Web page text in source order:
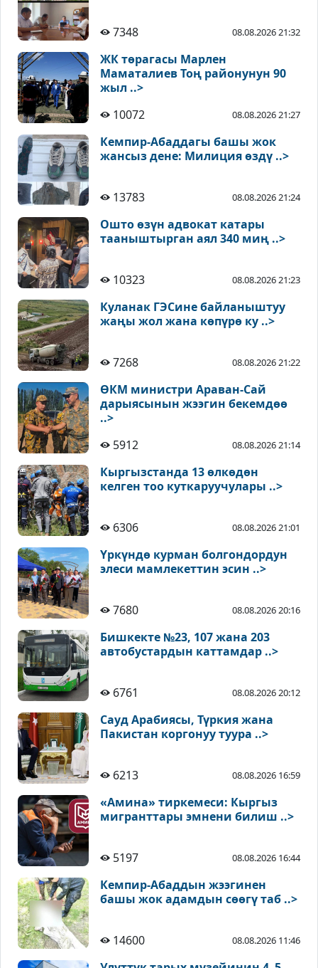
7348 08.08.2026 21:32
ЖК төрагасы Марлен
Маматалиев Тоң районунун 90
жыл ..>
10072
08.08.2026 21:27
Кемпир-Абаддагы башы жок
жансыз дене: Милиция өздү ..>
13783 08.08.2026 21:24
Ошто өзүн адвокат катары
тааныштырган аял 340 миң ..>
10323 08.08.2026 21:23
Куланак ГЭСине байланыштуу
жаңы жол жана көпүрө ку ..>
7268 08.08.2026 21:22
ӨКМ министри Араван-Сай
дарыясынын жээгин бекемдөө
..>
5912
08.08.2026 21:14
Кыргызстанда 13 өлкөдөн
келген тоо куткаруучулары ..>
6306 08.08.2026 21:01
Үркүндө курман болгондордун
элеси мамлекеттин эсин ..>
7680 08.08.2026 20:16
Бишкекте №23, 107 жана 203
автобустардын каттамдар ..>
6761 08.08.2026 20:12
Сауд Арабиясы, Түркия жана
Пакистан коргонуу туура ..>
6213 08.08.2026 16:59
«Амина» тиркемеси: Кыргыз
мигранттары эмнени билиш ..>
5197 08.08.2026 16:44
Кемпир-Абаддын жээгинен
башы жок адамдын сөөгү таб ..>
14600 08.08.2026 11:46